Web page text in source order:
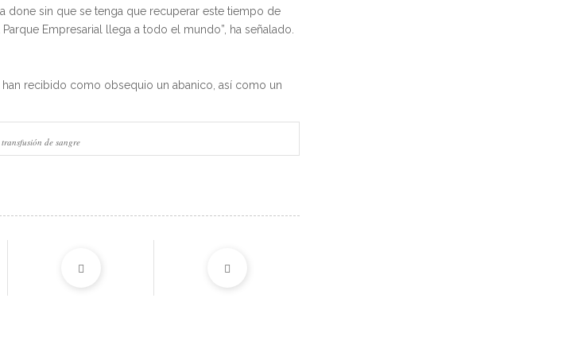
done sin que se tenga que recuperar este tiempo de
Empresarial llega a todo el mundo”, ha señalado.
recibido como obsequio un abanico, así como un
de sangre